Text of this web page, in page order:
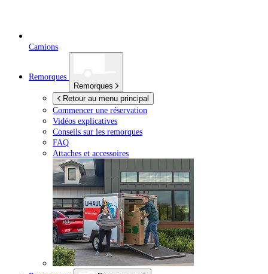
Camions
Remorques
Remorques
Retour au menu principal
Commencer une réservation
Vidéos explicatives
Conseils sur les remorques
FAQ
Attaches et accessoires